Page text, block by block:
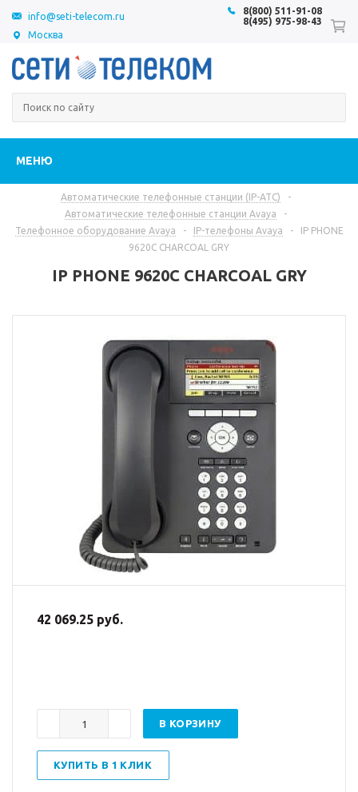
Москва
8(800) 511-91-08
8(495) 975-98-43
info@seti-telecom.ru
МЕНЮ
Автоматические телефонные станции (IP-АТС)
-
Автоматические телефонные станции Avaya
-
Телефонное оборудование Avaya
- IP-телефоны Avaya -
IP PHONE
9620C CHARCOAL GRY
IP PHONE 9620C CHARCOAL GRY
42 069.25 руб.
В КОРЗИНУ
КУПИТЬ В 1 КЛИК